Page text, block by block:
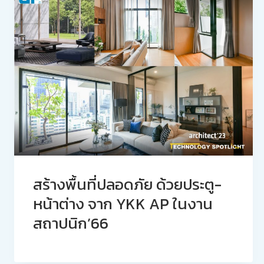
สร้างพื้นที่ปลอดภัย ด้วยประตู-
หน้าต่าง จาก YKK AP ในงาน
สถาปนิก’66